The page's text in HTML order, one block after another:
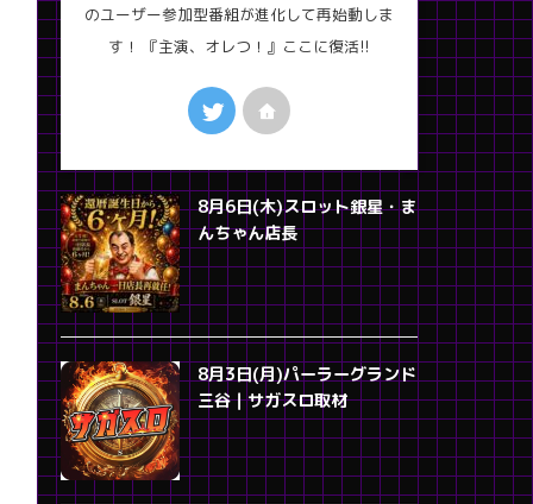
のユーザー参加型番組が進化して再始動しま
す！ 『主演、オレつ！』ここに復活!!
8月6日(木)スロット銀星・ま
んちゃん店長
8月3日(月)パーラーグランド
三谷｜サガスロ取材